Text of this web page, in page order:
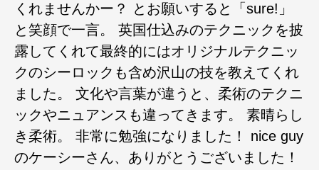
くれませんかー？ とお願いすると「sure!」
と笑顔で一言。 英国仕込みのテクニックを披
露してくれて最終的にはオリジナルテクニッ
クのシーロックも含め沢山の技を教えてくれ
ました。 文化や言葉が違うと、柔術のテクニ
ックやニュアンスも違ってきます。 素晴らし
き柔術。 非常に勉強になりました！ nice guy
のケーシーさん、ありがとうございました！